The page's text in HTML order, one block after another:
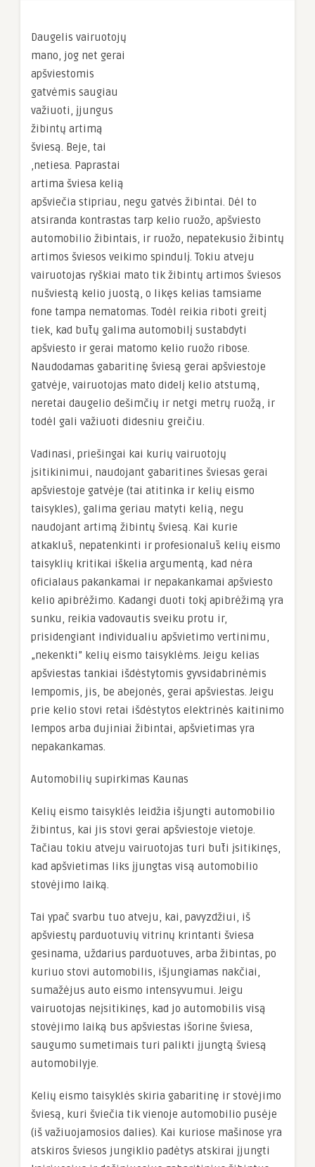
Daugelis vairuotojų
mano, jog net gerai
apšviestomis
gatvėmis saugiau
važiuoti, įjungus
žibintų artimą
šviesą. Beje, tai
,netiesa. Paprastai
artima šviesa kelią
apšviečia stipriau, negu gatvės žibintai. Dėl to
atsiranda kontrastas tarp kelio ruožo, apšviesto
automobilio žibintais, ir ruožo, nepatekusio žibintų
artimos šviesos veikimo spindulį. Tokiu atveju
vairuotojas ryškiai mato tik žibintų artimos šviesos
nušviestą kelio juostą, o likęs kelias tamsiame
fone tampa nematomas. Todėl reikia riboti greitį
tiek, kad būtų galima automobilį sustabdyti
apšviesto ir gerai matomo kelio ruožo ribose.
Naudodamas gabaritinę šviesą gerai apšviestoje
gatvėje, vairuotojas mato didelį kelio atstumą,
neretai daugelio dešimčių ir netgi metrų ruožą, ir
todėl gali važiuoti didesniu greičiu.
Vadinasi, priešingai kai kurių vairuotojų
įsitikinimui, naudojant gabaritines šviesas gerai
apšviestoje gatvėje (tai atitinka ir kelių eismo
taisykles), galima geriau matyti kelią, negu
naudojant artimą žibintų šviesą. Kai kurie
atkaklūs, nepatenkinti ir profesionalūs kelių eismo
taisyklių kritikai iškelia argumentą, kad nėra
oficialaus pakankamai ir nepakankamai apšviesto
kelio apibrėžimo. Kadangi duoti tokį apibrėžimą yra
sunku, reikia vadovautis sveiku protu ir,
prisidengiant individualiu apšvietimo vertinimu,
„nekenkti” kelių eismo taisyklėms. Jeigu kelias
apšviestas tankiai išdėstytomis gyvsidabrinėmis
lempomis, jis, be abejonės, gerai apšviestas. Jeigu
prie kelio stovi retai išdėstytos elektrinės kaitinimo
lempos arba dujiniai žibintai, apšvietimas yra
nepakankamas.
Automobilių supirkimas Kaunas
Kelių eismo taisyklės leidžia išjungti automobilio
žibintus, kai jis stovi gerai apšviestoje vietoje.
Tačiau tokiu atveju vairuotojas turi būti įsitikinęs,
kad apšvietimas liks įjungtas visą automobilio
stovėjimo laiką.
Tai ypač svarbu tuo atveju, kai, pavyzdžiui, iš
apšviestų parduotuvių vitrinų krintanti šviesa
gesinama, uždarius parduotuves, arba žibintas, po
kuriuo stovi automobilis, išjungiamas nakčiai,
sumažėjus auto eismo intensyvumui. Jeigu
vairuotojas neįsitikinęs, kad jo automobilis visą
stovėjimo laiką bus apšviestas išorine šviesa,
saugumo sumetimais turi palikti įjungtą šviesą
automobilyje.
Kelių eismo taisyklės skiria gabaritinę ir stovėjimo
šviesą, kuri šviečia tik vienoje automobilio pusėje
(iš važiuojamosios dalies). Kai kuriose mašinose yra
atskiros šviesos jungiklio padėtys atskirai įjungti